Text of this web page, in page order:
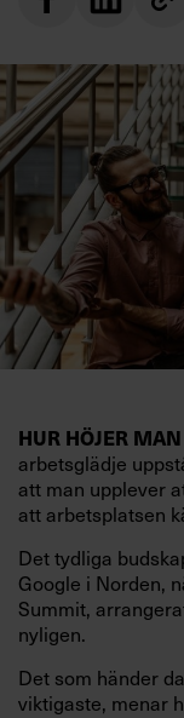
HUR HÖJER MAN
arbetsglädje
att man upplever
att arbetsplatsen
Det tydliga
Google i Norden,
Summit,
nyligen.
Det som händer
viktigaste, menar